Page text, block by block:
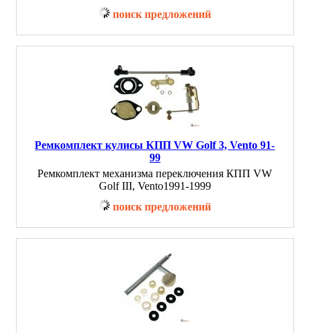
поиск предложений
Ремкомплект кулисы КПП VW Golf 3, Vento 91-
99
Ремкомплект механизма переключения КПП VW
Golf III, Vento1991-1999
поиск предложений